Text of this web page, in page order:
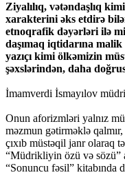
Ziyalılıq, vətəndaşlıq
xarakterini əks etdirə
etnoqrafik dəyərləri ilə
daşımaq iqtidarına
yazıçı kimi ölkəmizin
şəxslərindən, daha
İmamverdi İsmayılov
Onun aforizmləri yalnız
məzmun gətirməklə
çıxıb müstəqil janr olaraq
“Müdrikliyin özü və sözü”
“Sonuncu fəsil” kitabında